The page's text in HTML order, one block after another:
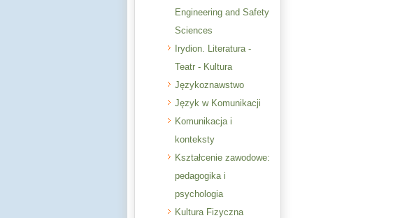
Engineering and Safety
Sciences
Irydion. Literatura -
Teatr - Kultura
Językoznawstwo
Język w Komunikacji
Komunikacja i
konteksty
Kształcenie zawodowe:
pedagogika i
psychologia
Kultura Fizyczna